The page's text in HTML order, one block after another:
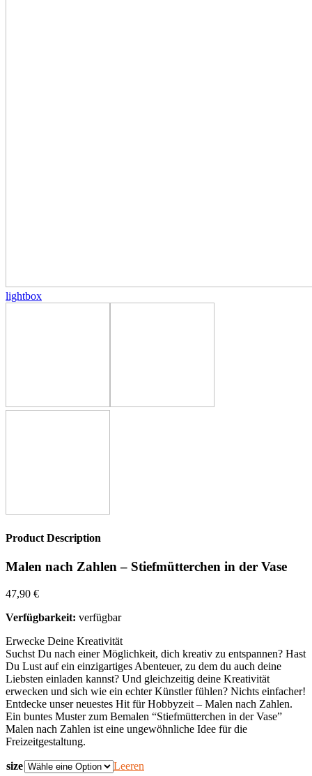
lightbox
Product Description
Malen nach Zahlen – Stiefmütterchen in der Vase
47,90 €
Verfügbarkeit: verfügbar
Erwecke Deine Kreativität
Suchst Du nach einer Möglichkeit, dich kreativ zu entspannen? Hast
Du Lust auf ein einzigartiges Abenteuer, zu dem du auch deine
Liebsten einladen kannst? Und gleichzeitig deine Kreativität
erwecken und sich wie ein echter Künstler fühlen? Nichts einfacher!
Entdecke unser neuestes Hit für Hobbyzeit – Malen nach Zahlen.
Ein buntes Muster zum Bemalen “Stiefmütterchen in der Vase”
Malen nach Zahlen ist eine ungewöhnliche Idee für die
Freizeitgestaltung.
size Leeren